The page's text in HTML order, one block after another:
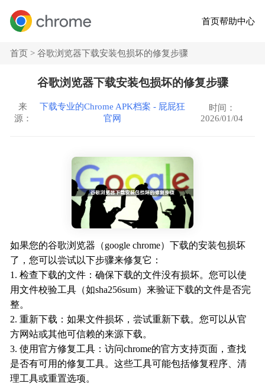
首页帮助中心
首页 >谷歌浏览器下载安装包损坏的修复步骤
谷歌浏览器下载安装包损坏的修复步骤
来
源：
下载专业的Chrome APK档案 - 屁屁狂
官网
时间：
2026/01/04
如果您的谷歌浏览器（google chrome）下载的安装包损坏
了，您可以尝试以下步骤来修复它：
1. 检查下载的文件：确保下载的文件没有损坏。您可以使
用文件校验工具（如sha256sum）来验证下载的文件是否完
整。
2. 重新下载：如果文件损坏，尝试重新下载。您可以从官
方网站或其他可信赖的来源下载。
3. 使用官方修复工具：访问chrome的官方支持页面，查找
是否有可用的修复工具。这些工具可能包括修复程序、清
理工具或重置选项。